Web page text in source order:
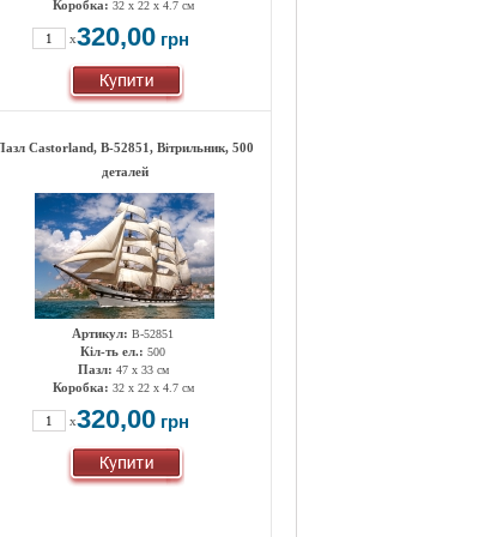
Коробка: 32 x 22 x 4.7 см
x320,00 грн
Castorland, B-52851, Вітрильник, 500
деталей
Артикул: B-52851
Кіл-ть ел.: 500
Пазл: 47 х 33 см
Коробка: 32 x 22 x 4.7 см
x320,00 грн